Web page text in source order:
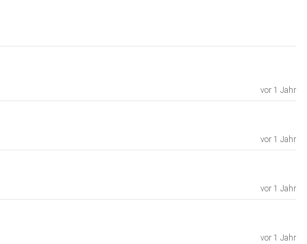
vor 1 Jahr
vor 1 Jahr
vor 1 Jahr
vor 1 Jahr